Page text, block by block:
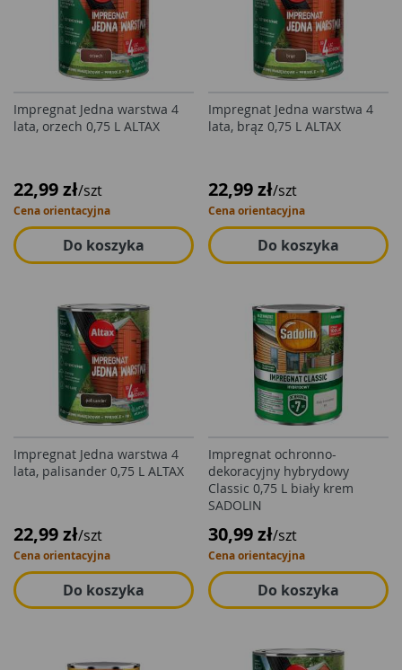
Impregnat Jedna warstwa 4
lata, orzech 0,75 L ALTAX
22,99 zł/szt
Cena orientacyjna
Do koszyka
Impregnat Jedna warstwa 4
lata, brąz 0,75 L ALTAX
22,99 zł/szt
Cena orientacyjna
Do koszyka
Impregnat Jedna warstwa 4
lata, palisander 0,75 L ALTAX
22,99 zł/szt
Cena orientacyjna
Do koszyka
Impregnat ochronno-
dekoracyjny hybrydowy
Classic 0,75 L biały krem
SADOLIN
30,99 zł/szt
Cena orientacyjna
Do koszyka